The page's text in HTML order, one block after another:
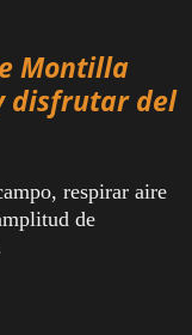
Montilla
disfrutar del
respirar aire
de